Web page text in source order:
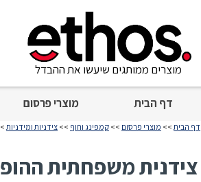
דף הבית מוצרי פרסום
מוצרים ממותגים שיעשו את ההבדל
דף הבית >> מוצרי פרסום >> קמפינג וחוף >> צידניות ומידניות
צידנית משפחתית